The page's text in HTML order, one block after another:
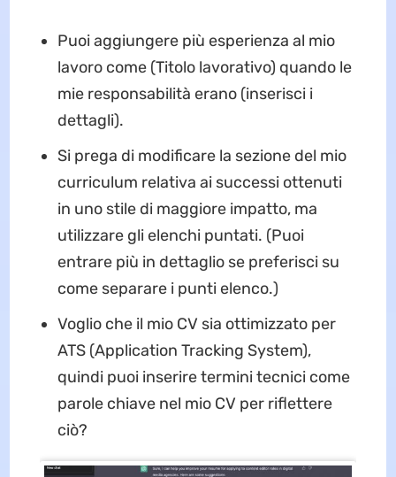
Puoi aggiungere più esperienza al mio
lavoro come (Titolo lavorativo) quando le
mie responsabilità erano (inserisci i
dettagli).
Si prega di modificare la sezione del mio
curriculum relativa ai successi ottenuti
in uno stile di maggiore impatto, ma
utilizzare gli elenchi puntati. (Puoi
entrare più in dettaglio se preferisci su
come separare i punti elenco.)
Voglio che il mio CV sia ottimizzato per
ATS (Application Tracking System),
quindi puoi inserire termini tecnici come
parole chiave nel mio CV per riflettere
ciò?